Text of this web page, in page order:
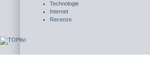
Technologie
Internet
Recenze